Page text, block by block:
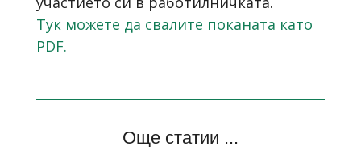
Тук можете да свалите поканата като
PDF.
Още статии ...